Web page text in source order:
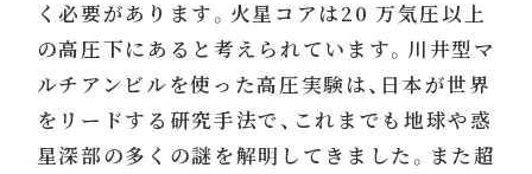
く必要があります。火星コアは20 万気圧以上
の高圧下にあると考えられています。川井型マ
ルチアンビルを使った高圧実験は、日本が世界
をリードする研究手法で、これまでも地球や惑
星深部の多くの謎を解明してきました。また超